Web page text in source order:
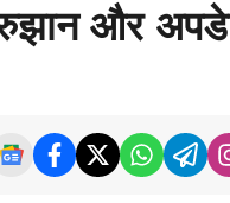
रुझान और